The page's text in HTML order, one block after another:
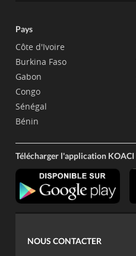
Pays
Côte d'Ivoire
Burkina Faso
Gabon
Congo
Sénégal
Bénin
Télécharger l'application KOACI
NOUS CONTACTER